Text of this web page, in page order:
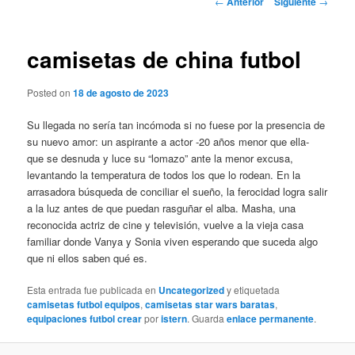
camisetas de china futbol
Posted on18 de agosto de 2023
Su llegada no sería tan incómoda si no fuese por la presencia de
su nuevo amor: un aspirante a actor -20 años menor que ella-
que se desnuda y luce su “lomazo” ante la menor excusa,
levantando la temperatura de todos los que lo rodean. En la
arrasadora búsqueda de conciliar el sueño, la ferocidad logra salir
a la luz antes de que puedan rasguñar el alba. Masha, una
reconocida actriz de cine y televisión, vuelve a la vieja casa
familiar donde Vanya y Sonia viven esperando que suceda algo
que ni ellos saben qué es.
Esta entrada fue publicada en Uncategorizedy etiquetada
camisetas futbol equipos,camisetas star wars baratas,
equipaciones futbol crearporistern. Guardaenlace permanente.